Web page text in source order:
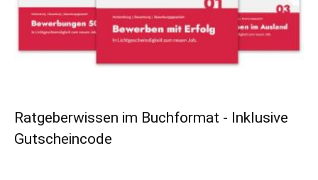
Ratgeberwissen im Buchformat - Inklusive
Gutscheincode